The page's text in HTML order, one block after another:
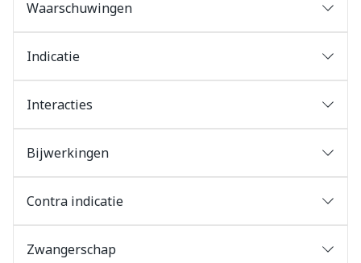
Waarschuwingen
Indicatie
Interacties
Bijwerkingen
Contra indicatie
Zwangerschap